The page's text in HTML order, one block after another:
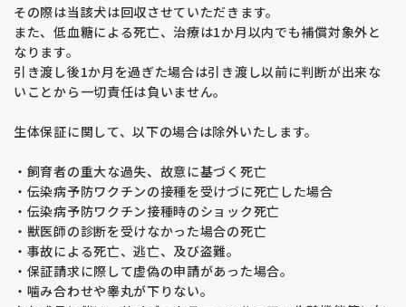
きたい、見たいだけの方はご遠慮ください。
・見学希望の子犬の兄弟犬はご希望に応じてご覧いただけます
が、他に生まれている子犬を見たいというご要望にはお応えで
きません。その場合、一度キャンセルし、改めて見学の申し込
みをお願いします。
・ドッグショーや外掛けの予定により、見学時間の変更やお断
りをする場合がございます。
【予約に関するルール】
・見学申込順ではなく、 予約金の半額の入金順 で正式な予約
となります。見学時に予約希望をお伝えいただいても、入金が
ない場合は予約とみなしません。
・見学日時の変更を希望された場合、後からの申し込みと同様
の対応となります。
【その他注意事項】
その際は当該犬は回収させていただきます。
また、低血糖による死亡、治療は1か月以内でも補償対象外と
なります。
引き渡し後1か月を過ぎた場合は引き渡し以前に判断が出来な
いことから一切責任は負いません。
生体保証に関して、以下の場合は除外いたします。
・飼育者の重大な過失、故意に基づく死亡
・伝染病予防ワクチンの接種を受けづに死亡した場合
・伝染病予防ワクチン接種時のショック死亡
・獣医師の診断を受けなかった場合の死亡
・事故による死亡、逃亡、及び盗難。
・保証請求に際して虚偽の申請があった場合。
・噛み合わせや睾丸が下りない。